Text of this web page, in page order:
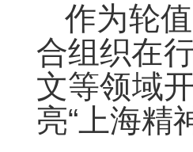
作为轮
合组织在
文等领域
亮“上海精